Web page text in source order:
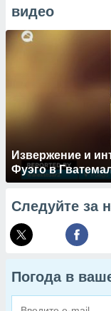
видео
Извержение и
Фуэго в
Следуйте за
Погода в